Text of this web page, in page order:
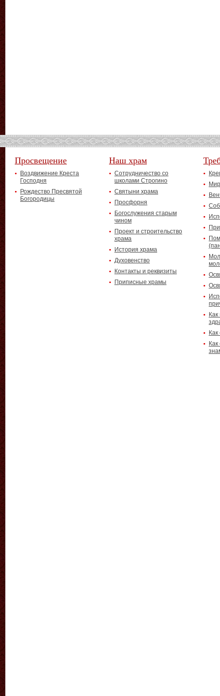
Просвещение
Воздвижение Креста
Господня
Рождество Пресвятой
Богородицы
Наш храм
Сотрудничество со
школами Строгино
Святыни храма
Просфорня
Богослужения старым
чином
Проект и строительство
храма
История храма
Духовенство
Контакты и реквизиты
Приписные храмы
Как